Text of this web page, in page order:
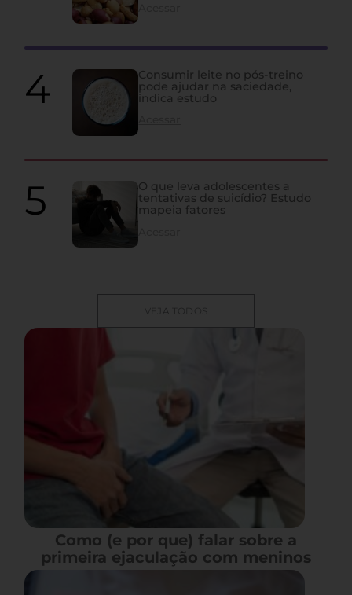
Consumir leite no pós-treino
pode ajudar na saciedade,
indica estudo
O que leva adolescentes a
tentativas de suicídio? Estudo
mapeia fatores
VEJA TODOS
Como (e por que) falar sobre a
primeira ejaculação com meninos